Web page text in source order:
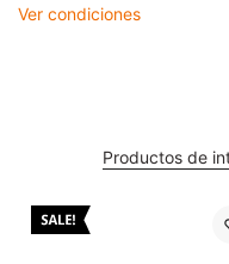
Ver condiciones
Productos de